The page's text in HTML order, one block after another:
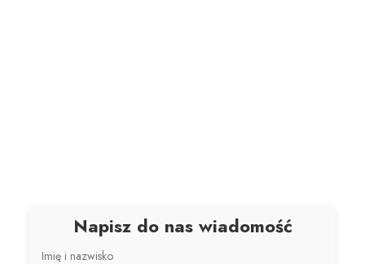
Napisz do nas wiadomość
Imię i nazwisko